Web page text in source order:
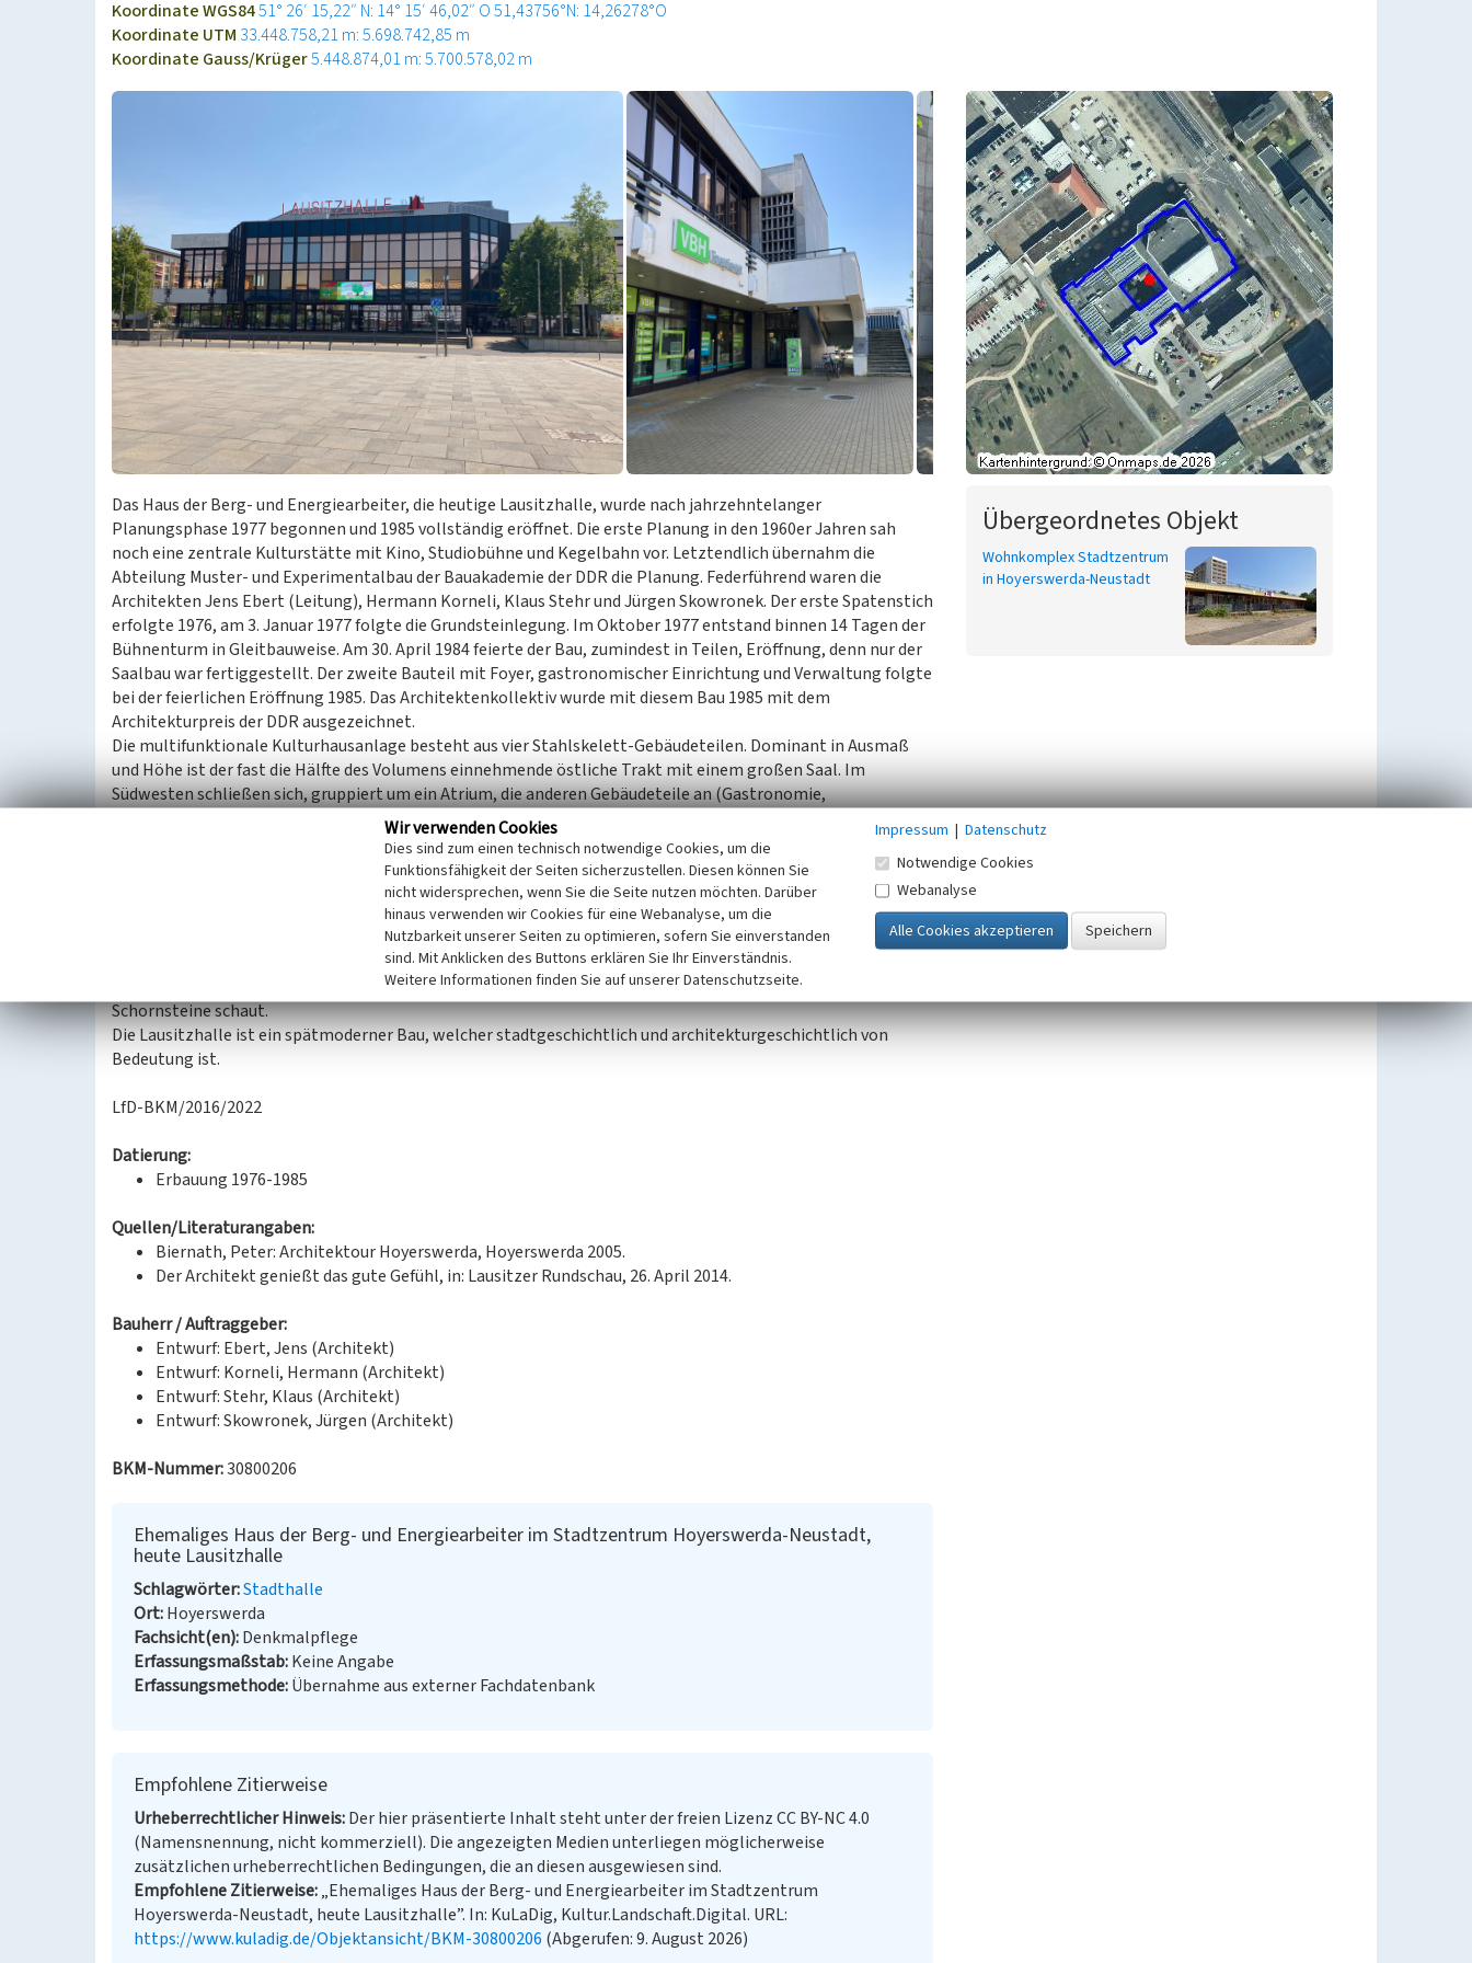
Koordinate WGS8451° 26′ 15,22″ N: 14° 15′ 46,02″ O51,43756°N: 14,26278°O
Koordinate UTM 33.448.758,21 m: 5.698.742,85 m
Koordinate Gauss/Krüger5.448.874,01 m: 5.700.578,02 m
Das Haus der Berg- und Energiearbeiter, die heutige Lausitzhalle, wurde nach jahrzehntelanger
Planungsphase 1977 begonnen und 1985 vollständig eröffnet. Die erste Planung in den 1960er Jahren sah
noch eine zentrale Kulturstätte mit Kino, Studiobühne und Kegelbahn vor. Letztendlich übernahm die
Abteilung Muster- und Experimentalbau der Bauakademie der DDR die Planung. Federführend waren die
Architekten Jens Ebert (Leitung), Hermann Korneli, Klaus Stehr und Jürgen Skowronek. Der erste Spatenstich
erfolgte 1976, am 3. Januar 1977 folgte die Grundsteinlegung. Im Oktober 1977 entstand binnen 14 Tagen der
Bühnenturm in Gleitbauweise. Am 30. April 1984 feierte der Bau, zumindest in Teilen, Eröffnung, denn nur der
Saalbau war fertiggestellt. Der zweite Bauteil mit Foyer, gastronomischer Einrichtung und Verwaltung folgte
bei der feierlichen Eröffnung 1985. Das Architektenkollektiv wurde mit diesem Bau 1985 mit dem
Architekturpreis der DDR ausgezeichnet.
Die multifunktionale Kulturhausanlage besteht aus vier Stahlskelett-Gebäudeteilen. Dominant in Ausmaß
und Höhe ist der fast die Hälfte des Volumens einnehmende östliche Trakt mit einem großen Saal. Im
Südwesten schließen sich, gruppiert um ein Atrium, die anderen Gebäudeteile an (Gastronomie,
Kommunikation, Verwaltung). Die Hauptfassade zum nördlichen Lausitzer Platz hat einen größeren
Vorhangfassadenanteil, der einen zur Ostfassade durchlaufenden Balkon mit skulpturalen Seitentreppen als
Horizontale hat. Die Eingangsfassade ist, entsprechend dem dahinterliegenden Saal, polygonal aus der
Fläche herausgerückt und hat eine Glasfassade mit dunklen Alu-Profilen und eine Kolossalordnung in der
Fortsetzung der fünf Stützen, die den Eingang offenhalten. An der westlichen Fassade befindet sich ein
Wandmosaik, welches exemplarisch das Leben mit dem »Gaskombinat Schwarze Pumpe« thematisiert. Es
sind Arbeiter des Kombinates, ein Kühlturm und durch das Bild verlaufende Rohre dargestellt. Im oberen
Bildabschnitt sieht man ein Pärchen, welches handhaltend auf einem der Rohre sitzt und in Richtung der
Schornsteine schaut.
Die Lausitzhalle ist ein spätmoderner Bau, welcher stadtgeschichtlich und architekturgeschichtlich von
Bedeutung ist.
LfD-BKM/2016/2022
Datierung:
Erbauung 1976-1985
Quellen/Literaturangaben:
Biernath, Peter: Architektour Hoyerswerda, Hoyerswerda 2005.
Der Architekt genießt das gute Gefühl, in: Lausitzer Rundschau, 26. April 2014.
Bauherr / Auftraggeber:
Entwurf: Ebert, Jens (Architekt)
Entwurf: Korneli, Hermann (Architekt)
Entwurf: Stehr, Klaus (Architekt)
Entwurf: Skowronek, Jürgen (Architekt)
BKM-Nummer:30800206
Ehemaliges Haus der Berg- und Energiearbeiter im Stadtzentrum Hoyerswerda-Neustadt,
heute Lausitzhalle
Schlagwörter Stadthalle
Ort Hoyerswerda
Fachsicht(en) Denkmalpflege
Erfassungsmaßstab Keine Angabe
Erfassungsmethode Übernahme aus externer Fachdatenbank
Empfohlene Zitierweise
Urheberrechtlicher Hinweis Der hier präsentierte Inhalt steht unter der freien Lizenz CC BY-NC 4.0
(Namensnennung, nicht kommerziell). Die angezeigten Medien unterliegen möglicherweise
zusätzlichen urheberrechtlichen Bedingungen, die an diesen ausgewiesen sind.
Empfohlene Zitierweise „Ehemaliges Haus der Berg- und Energiearbeiter im Stadtzentrum
Hoyerswerda-Neustadt, heute Lausitzhalle”. In: KuLaDig, Kultur.Landschaft.Digital. URL:
https://www.kuladig.de/Objektansicht/BKM-30800206 (Abgerufen: 9. August 2026)
Übergeordnetes Objekt
Wohnkomplex Stadtzentrum
in Hoyerswerda-Neustadt
Wir verwenden Cookies
Dies sind zum einen technisch notwendige Cookies, um die
Funktionsfähigkeit der Seiten sicherzustellen. Diesen können Sie
nicht widersprechen, wenn Sie die Seite nutzen möchten. Darüber
hinaus verwenden wir Cookies für eine Webanalyse, um die
Nutzbarkeit unserer Seiten zu optimieren, sofern Sie einverstanden
sind. Mit Anklicken des Buttons erklären Sie Ihr Einverständnis.
Weitere Informationen finden Sie auf unserer Datenschutzseite.
Impressum | Datenschutz
Notwendige Cookies
Webanalyse